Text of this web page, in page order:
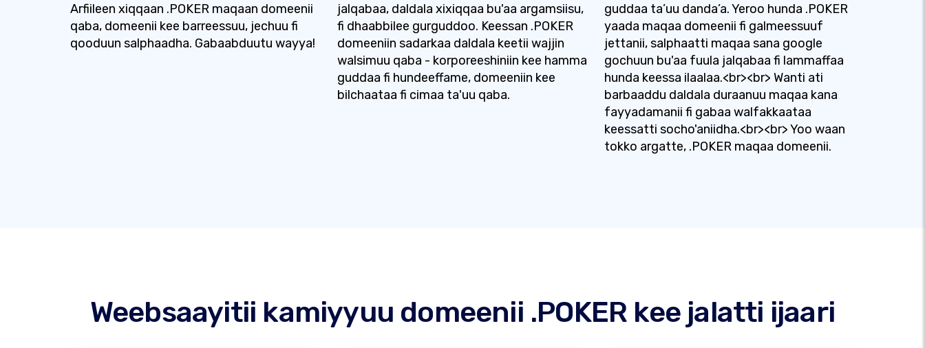
Arfiileen xiqqaan .POKER maqaan domeenii
qaba, domeenii kee barreessuu, jechuu fi
qooduun salphaadha. Gabaabduutu wayya!
jalqabaa, daldala xixiqqaa bu'aa argamsiisu,
fi dhaabbilee gurguddoo. Keessan .POKER
domeeniin sadarkaa daldala keetii wajjin
walsimuu qaba - korporeeshiniin kee hamma
guddaa fi hundeeffame, domeeniin kee
bilchaataa fi cimaa ta'uu qaba.
guddaa ta’uu danda’a. Yeroo hunda .POKER
yaada maqaa domeenii fi galmeessuuf
jettanii, salphaatti maqaa sana google
gochuun bu'aa fuula jalqabaa fi lammaffaa
hunda keessa ilaalaa.<br><br> Wanti ati
barbaaddu daldala duraanuu maqaa kana
fayyadamanii fi gabaa walfakkaataa
keessatti socho'aniidha.<br><br> Yoo waan
tokko argatte, .POKER maqaa domeenii.
Weebsaayitii kamiyyuu domeenii .POKER kee jalatti ijaari